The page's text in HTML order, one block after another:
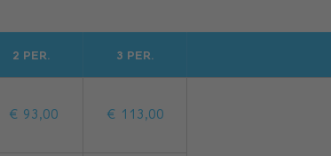
2 PER. 3 PER.
€ 93,00
€ 113,00